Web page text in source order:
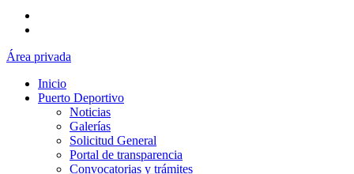
Área privada
Inicio
Puerto Deportivo
Noticias
Galerías
Solicitud General
Portal de transparencia
Convocatorias y trámites